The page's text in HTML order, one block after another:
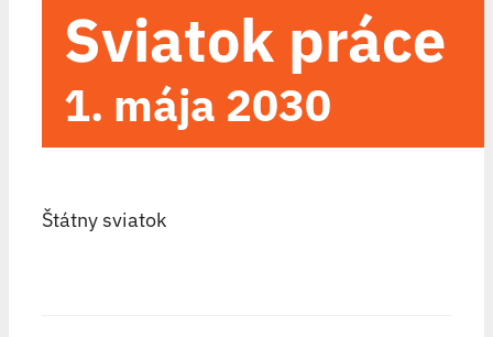
Sviatok práce
1. mája 2030
Štátny sviatok